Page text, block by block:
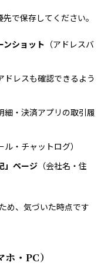
で保存してください。
ンショット （アドレスバ
ドレスも確認できるよう
細・決済アプリの取引履
ル・チャットログ）
」ページ （会社名・住
め、気づいた時点です
・PC）